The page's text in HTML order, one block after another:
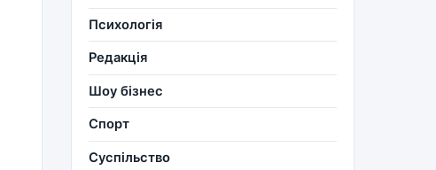
Психологія
Редакція
Шоу бізнес
Спорт
Суспільство